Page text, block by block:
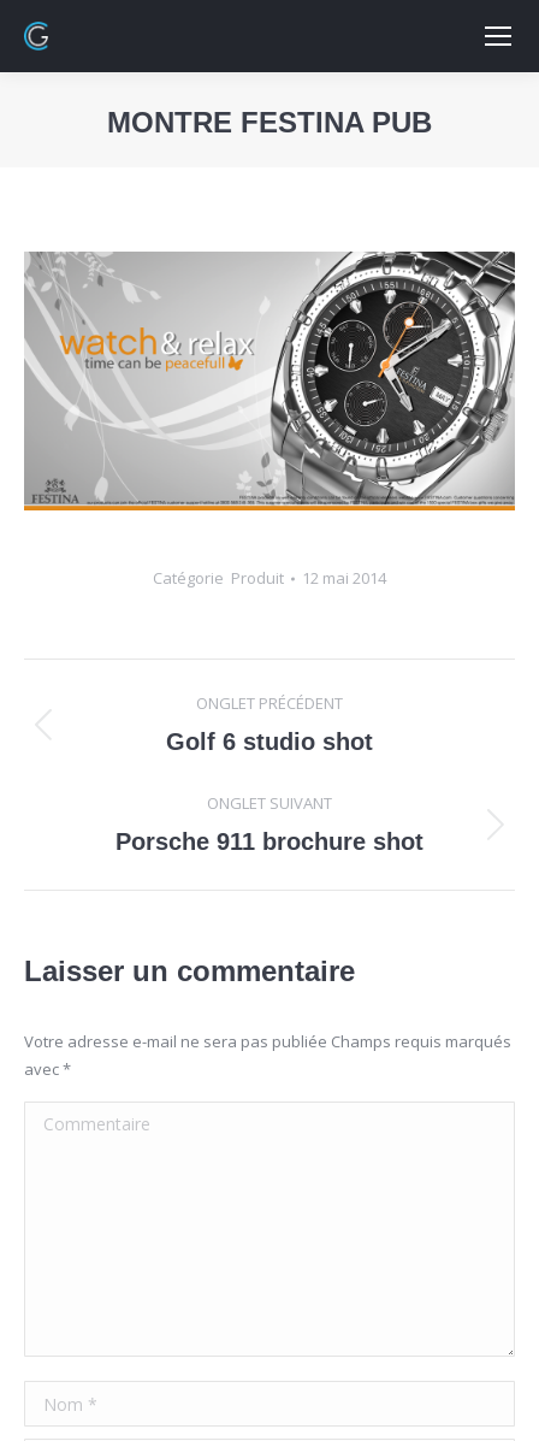
MONTRE FESTINA PUB
Catégorie Produit 12 mai 2014
de
commentaire
ONGLET PRÉCÉDENT
Onglet
Golf 6 studio shot
ONGLET SUIVANT
Onglet
Porsche 911 brochure shot
Laisser un commentaire
Votre adresse e-mail ne sera pas publiée Champs requis marqués
avec*
Commentaire
Nom *